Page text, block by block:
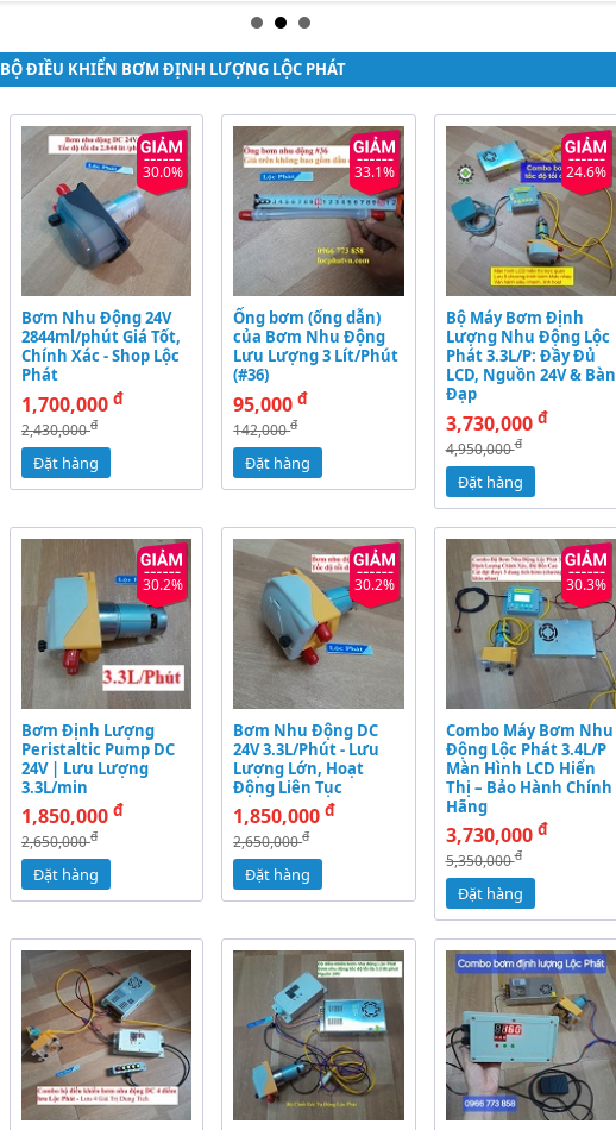
BỘ ĐIỀU KHIỂN BƠM ĐỊNH LƯỢNG LỘC PHÁT
30.0%
Bơm Nhu Động 24V
2844ml/phút Giá Tốt,
Chính Xác - Shop Lộc
Phát
1,700,000 đ
2,430,000đ
Đặt hàng
33.1%
Ống bơm (ống dẫn)
của Bơm Nhu Động
Lưu Lượng 3 Lít/Phút
(#36)
95,000đ
142,000đ
Đặt hàng
24.6%
Bộ Máy Bơm Định
Lượng Nhu Động Lộc
Phát 3.3L/P: Đầy Đủ
LCD, Nguồn 24V & Bàn
Đạp
3,730,000 đ
4,950,000đ
Đặt hàng
30.2%
Bơm Định Lượng
Peristaltic Pump DC
24V | Lưu Lượng
3.3L/min
1,850,000 đ
2,650,000đ
Đặt hàng
30.2%
Bơm Nhu Động DC
24V 3.3L/Phút - Lưu
Lượng Lớn, Hoạt
Động Liên Tục
1,850,000đ
2,650,000đ
Đặt hàng
30.3%
Combo Máy Bơm Nhu
Động Lộc Phát 3.4L/P
Màn Hình LCD Hiển
Thị – Bảo Hành Chính
Hãng
3,730,000 đ
5,350,000đ
Đặt hàng